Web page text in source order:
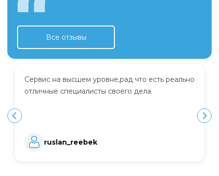
Все отзывы
Сервис на высшем уровне,рад что есть реально
отличные специалисты своего дела.
ruslan_reebek